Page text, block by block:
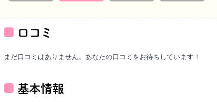
口コミ
まだ口コミはありません。あなたの口コミをお待ちしています！
基本情報